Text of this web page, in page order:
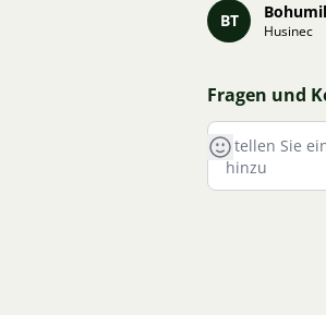
BT
Husinec
Fragen und